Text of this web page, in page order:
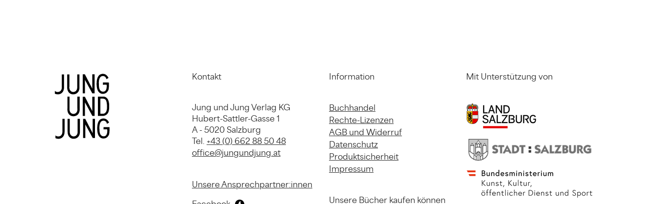
Kontakt
Jung und Jung Verlag KG
Hubert-Sattler-Gasse 1
A - 5020 Salzburg
Tel. +43 (0) 662 88 50 48
office@jungundjung.at
Unsere Ansprechpartner:innen
Information
Buchhandel
Rechte-Lizenzen
AGB und Widerruf
Datenschutz
Produktsicherheit
Impressum
Unsere Bücher kaufen können
Mit Unterstützung von